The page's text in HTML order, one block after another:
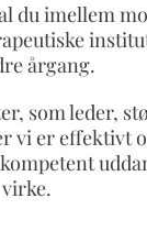
du imellem
årgang.
som leder,
vi er effektivt